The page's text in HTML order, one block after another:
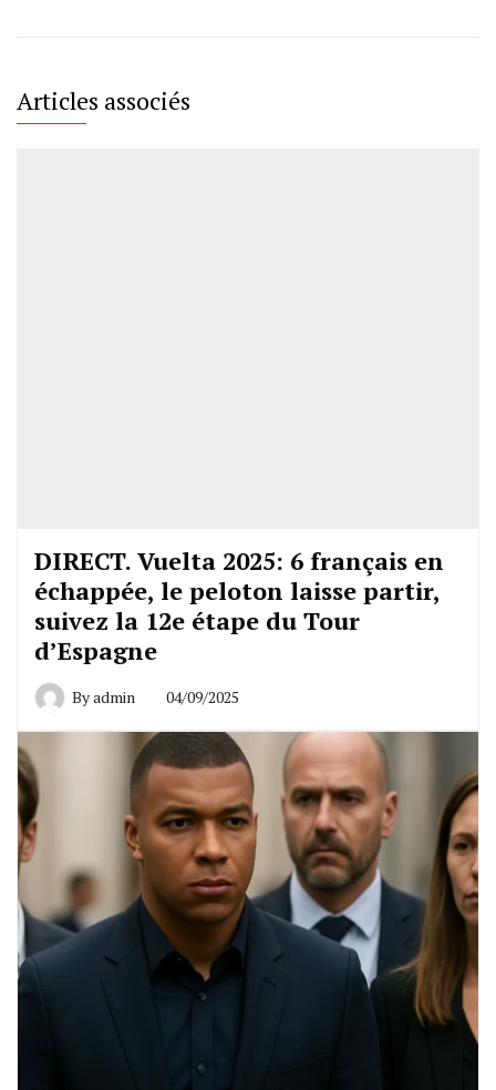
Articles associés
DIRECT. Vuelta 2025: 6 français en
échappée, le peloton laisse partir,
suivez la 12e étape du Tour
d’Espagne
Byadmin 04/09/2025